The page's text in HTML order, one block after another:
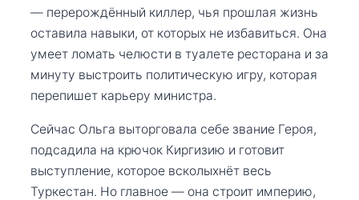
— перерождённый киллер, чья прошлая жизнь
оставила навыки, от которых не избавиться. Она
умеет ломать челюсти в туалете ресторана и за
минуту выстроить политическую игру, которая
перепишет карьеру министра.
Сейчас Ольга выторговала себе звание Героя,
подсадила на крючок Киргизию и готовит
выступление, которое всколыхнёт весь
Туркестан. Но главное — она строит империю,